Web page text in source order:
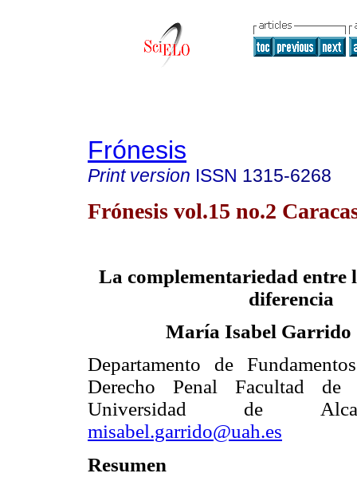
Frónesis
Print version ISSN 1315-6268
Frónesis vol.15 no.2
La complementariedad entre
diferencia
María Isabel Garrido
Departamento de
Derecho Penal Facultad
Universidad de
misabel.garrido@uah.es
Resumen